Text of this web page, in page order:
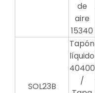
de
aire
15340
SOL23B
Tapón
líquido
40400
/